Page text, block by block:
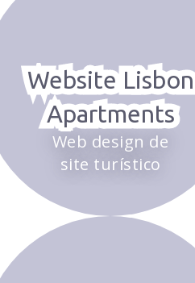
Website Lisbon
Apartments
Web design de
site turístico